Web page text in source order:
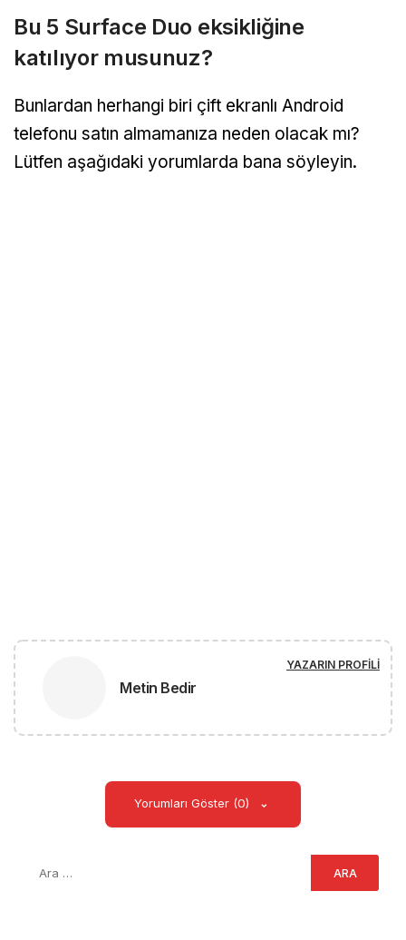
Bu 5 Surface Duo eksikliğine
katılıyor musunuz?
Bunlardan herhangi biri çift ekranlı Android
telefonu satın almamanıza neden olacak mı?
Lütfen aşağıdaki yorumlarda bana söyleyin.
Metin Bedir
YAZARIN PROFILI
Yorumları Göster (0)